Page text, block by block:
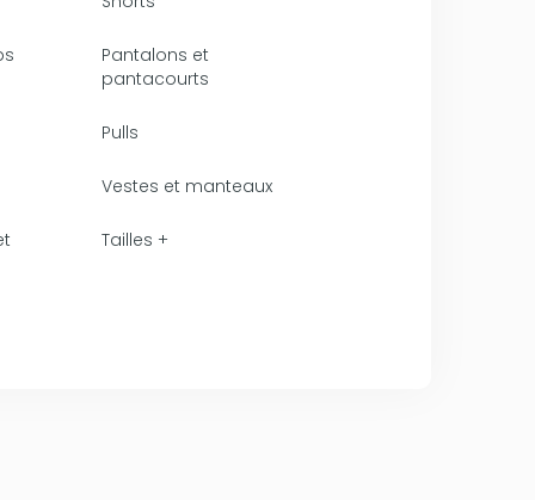
Pantalons et
pantacourts
Pulls
Vestes et manteaux
Tailles +